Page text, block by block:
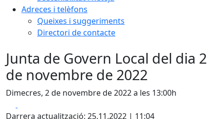
Adreces i telèfons
Queixes i suggeriments
Directori de contacte
Junta de Govern Local del dia 2
de novembre de 2022
Dimecres, 2 de novembre de 2022 a les 13:00h
Darrera actualització: 25.11.2022 | 11:04